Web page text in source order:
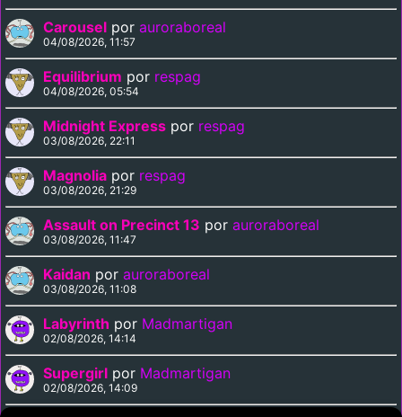
Carousel por auroraboreal
04/08/2026, 11:57
Equilibrium por respag
04/08/2026, 05:54
Midnight Express por respag
03/08/2026, 22:11
Magnolia por respag
03/08/2026, 21:29
Assault on Precinct 13 por auroraboreal
03/08/2026, 11:47
Kaidan por auroraboreal
03/08/2026, 11:08
Labyrinth por Madmartigan
02/08/2026, 14:14
Supergirl por Madmartigan
02/08/2026, 14:09